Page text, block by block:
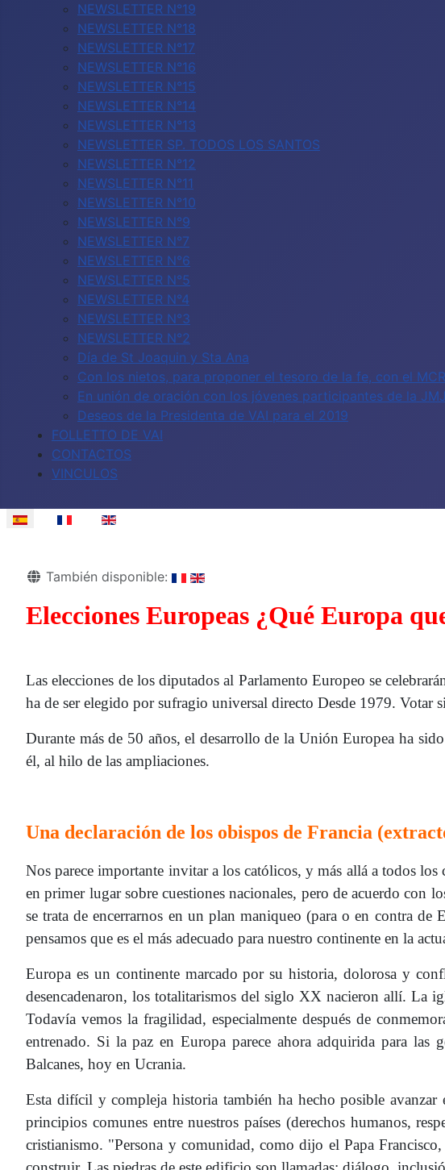
NEWSLETTER N°19
NEWSLETTER N°18
NEWSLETTER N°17
NEWSLETTER N°16
NEWSLETTER N°15
NEWSLETTER N°14
NEWSLETTER N°13
NEWSLETTER SP. TODOS LOS SANTOS
NEWSLETTER N°12
NEWSLETTER N°11
NEWSLETTER N°10
NEWSLETTER N°9
NEWSLETTER N°7
NEWSLETTER N°6
NEWSLETTER N°5
NEWSLETTER N°4
NEWSLETTER N°3
NEWSLETTER N°2
Día de St Joaquin y Sta Ana
Con los nietos, para proponer el tesoro de la fe, con el
En unión de oración con los jóvenes participantes de la
Deseos de la Presidenta de VAI para el 2019
FOLLETTO DE VAI
CONTACTOS
VINCULOS
Seleccione su idioma
Detalles
También disponible:
Elecciones Europeas ¿Qué Europa
Las elecciones de los diputados al Parlamento Europeo se
ha de ser elegido por sufragio universal directo Desde 1979. Votar
Durante más de 50 años, el desarrollo de la Unión Europea ha
él, al hilo de las ampliaciones.
Una declaración de los obispos de Francia
Nos parece importante invitar a los católicos, y más allá a todos
en primer lugar sobre cuestiones nacionales, pero de acuerdo con
se trata de encerrarnos en un plan maniqueo (para o en contra
pensamos que es el más adecuado para nuestro continente en la
Europa es un continente marcado por su historia, dolorosa y
desencadenaron, los totalitarismos del siglo XX nacieron allí. La
Todavía vemos la fragilidad, especialmente después de
entrenado. Si la paz en Europa parece ahora adquirida para las
Balcanes, hoy en Ucrania.
Esta difícil y compleja historia también ha hecho posible
principios comunes entre nuestros países (derechos humanos,
cristianismo. "Persona y comunidad, como dijo el Papa